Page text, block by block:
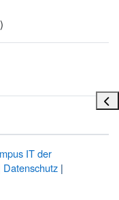
)
IT der
Datenschutz|